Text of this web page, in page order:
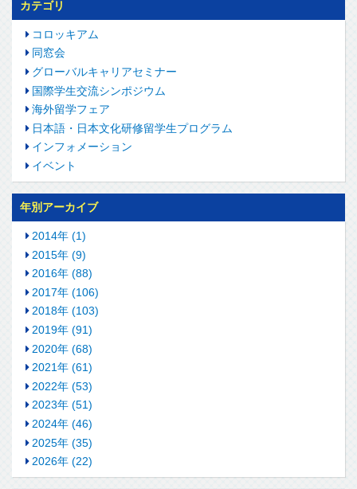
カテゴリ
コロッキアム
同窓会
グローバルキャリアセミナー
国際学生交流シンポジウム
海外留学フェア
日本語・日本文化研修留学生プログラム
インフォメーション
イベント
年別アーカイブ
2014年 (1)
2015年 (9)
2016年 (88)
2017年 (106)
2018年 (103)
2019年 (91)
2020年 (68)
2021年 (61)
2022年 (53)
2023年 (51)
2024年 (46)
2025年 (35)
2026年 (22)